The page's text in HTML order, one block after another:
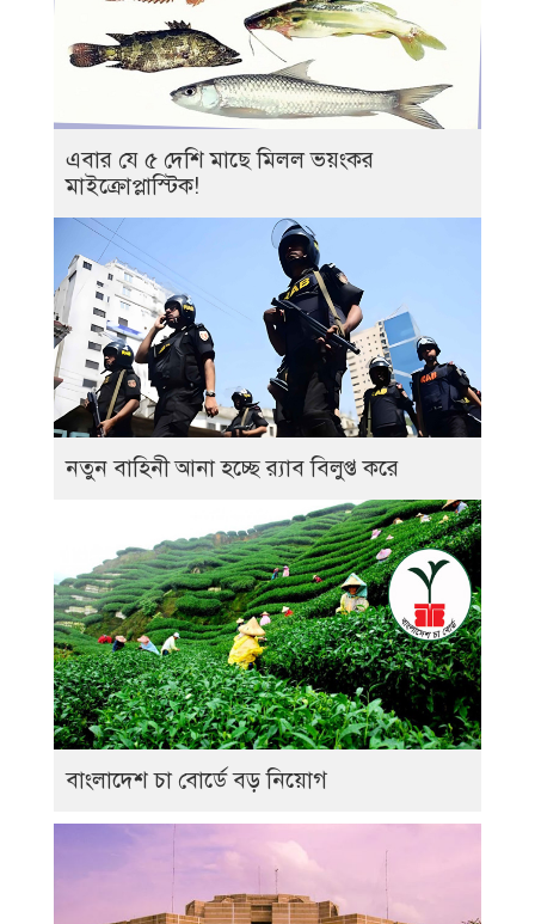
এবার যে ৫ দেশি মাছে মিলল ভয়ংকর
মাইক্রোপ্লাস্টিক!
নতুন বাহিনী আনা হচ্ছে র‍্যাব বিলুপ্ত করে
বাংলাদেশ চা বোর্ডে বড় নিয়োগ